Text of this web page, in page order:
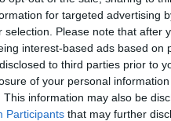
for targeted advertising
selection. Please note that after
interest-based ads based
to third parties prior to
of your personal
This information may also be
Participants that may further
της Νότιας
οικογενειακή
οικογένειες με